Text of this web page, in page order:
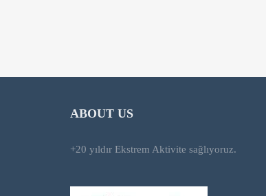
ABOUT US
+20 yıldır Ekstrem Aktivite sağlıyoruz.